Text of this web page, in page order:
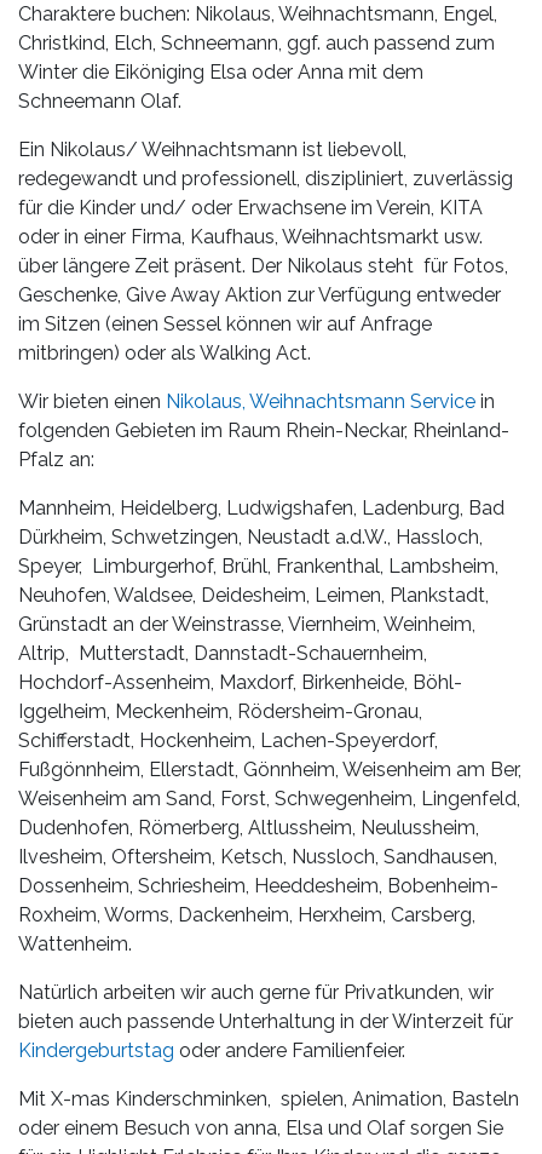
Charaktere buchen: Nikolaus, Weihnachtsmann, Engel,
Christkind, Elch, Schneemann, ggf. auch passend zum
Winter die Eiköniging Elsa oder Anna mit dem
Schneemann Olaf.
Ein Nikolaus/ Weihnachtsmann ist liebevoll,
redegewandt und professionell, diszipliniert, zuverlässig
für die Kinder und/ oder Erwachsene im Verein, KITA
oder in einer Firma, Kaufhaus, Weihnachtsmarkt usw.
über längere Zeit präsent. Der Nikolaus steht für Fotos,
Geschenke, Give Away Aktion zur Verfügung entweder
im Sitzen (einen Sessel können wir auf Anfrage
mitbringen) oder als Walking Act.
Wir bieten einen Nikolaus, Weihnachtsmann Service in
folgenden Gebieten im Raum Rhein-Neckar, Rheinland-
Pfalz an:
Mannheim, Heidelberg, Ludwigshafen, Ladenburg, Bad
Dürkheim, Schwetzingen, Neustadt a.d.W., Hassloch,
Speyer, Limburgerhof, Brühl, Frankenthal, Lambsheim,
Neuhofen, Waldsee, Deidesheim, Leimen, Plankstadt,
Grünstadt an der Weinstrasse, Viernheim, Weinheim,
Altrip, Mutterstadt, Dannstadt-Schauernheim,
Hochdorf-Assenheim, Maxdorf, Birkenheide, Böhl-
Iggelheim, Meckenheim, Rödersheim-Gronau,
Schifferstadt, Hockenheim, Lachen-Speyerdorf,
Fußgönnheim, Ellerstadt, Gönnheim, Weisenheim am Ber,
Weisenheim am Sand, Forst, Schwegenheim, Lingenfeld,
Dudenhofen, Römerberg, Altlussheim, Neulussheim,
Ilvesheim, Oftersheim, Ketsch, Nussloch, Sandhausen,
Dossenheim, Schriesheim, Heeddesheim, Bobenheim-
Roxheim, Worms, Dackenheim, Herxheim, Carsberg,
Wattenheim.
Natürlich arbeiten wir auch gerne für Privatkunden, wir
bieten auch passende Unterhaltung in der Winterzeit für
Kindergeburtstag oder andere Familienfeier.
Mit X-mas Kinderschminken, spielen, Animation, Basteln
oder einem Besuch von anna, Elsa und Olaf sorgen Sie